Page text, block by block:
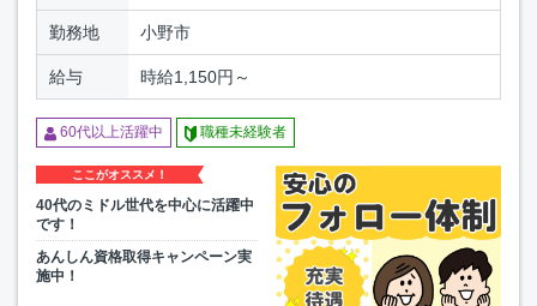
勤務地 小野市
給与 時給1,150円～
60代以上活躍中 職種未経験者
ここがオススメ！
40代のミドル世代を中心に活躍中
です！
あんしん資格取得キャンペーン実
施中！